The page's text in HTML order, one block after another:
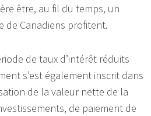
être, au fil du temps, un
de Canadiens profitent.
de taux d’intérêt réduits
s’est également inscrit dans
de la valeur nette de la
de paiement de